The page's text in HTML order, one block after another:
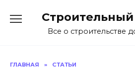
содержаниюВсе о строительстве
ГЛАВНАЯ » СТАТЬИ